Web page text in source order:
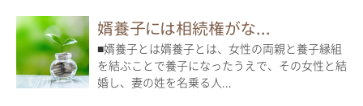
婿養子には相続権がな...
■婿養子とは婿養子とは、女性の両親と養子縁組
を結ぶことで養子になったうえで、その女性と結
婚し、妻の姓を名乗る人...